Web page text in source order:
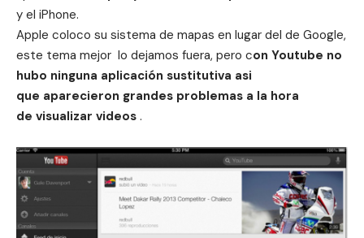
y el iPhone.
Apple coloco su sistema de mapas en lugar del de Google,
este tema mejor lo dejamos fuera, pero con Youtube no
hubo ninguna aplicación sustitutiva asi
que aparecieron grandes problemas a la hora
de visualizar videos .